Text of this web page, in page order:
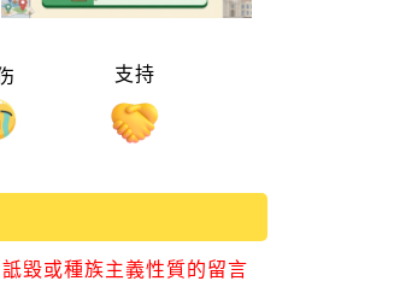
支持
毀或種族主義性質的留言